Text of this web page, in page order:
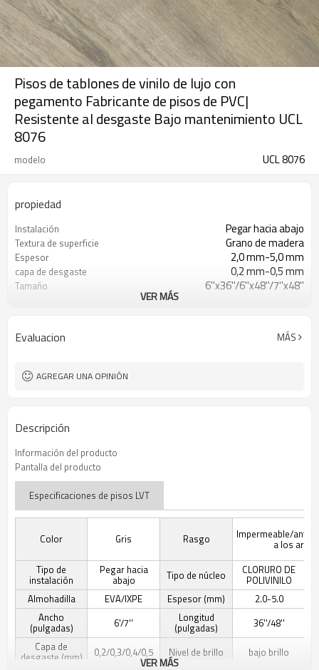
Pisos de tablones de vinilo de lujo con
pegamento Fabricante de pisos de PVC|
Resistente al desgaste Bajo mantenimiento UCL
8076
modelo UCL 8076
propiedad
Instalación Pegar hacia abajo
Textura de superficie Grano de madera
Espesor 2,0 mm-5,0 mm
capa de desgaste 0,2 mm-0,5 mm
Tamaño
6''x36''/6''x48''/7''x48''
Impermeable/antideslizante/ignífugo/
a los arañazos
VER MÁS
Evaluacion MÁS
AGREGAR UNA OPINIÓN
Descripción
Información del producto
Pantalla del producto
Especificaciones de pisos LVT
Color Gris Rasgo Impermeable/
a los
Tipo de
instalación
Pegar hacia
abajo Tipo de núcleo CLORURO DE
POLIVINILO
Almohadilla
EVA/IXPE Espesor (mm)
2.0-5.0
Ancho
(pulgadas) 6'/7'' Longitud
(pulgadas)
36''/48''
Capa de
desgaste (mm) 0,2/0,3/0,4/0,5 Nivel de brillo
bajo brillo
VER MÁS